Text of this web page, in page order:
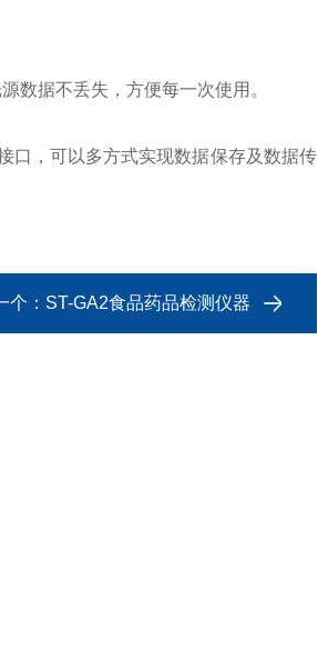
数据不丢失，方便每一次使用。
口，可以多方式实现数据保存及数据传
个： ST-GA2食品药品检测仪器